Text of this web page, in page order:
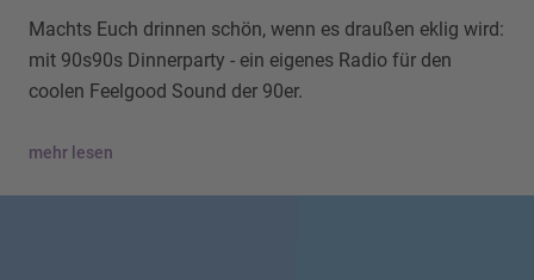
Machts Euch drinnen schön, wenn es draußen eklig wird:
mit 90s90s Dinnerparty - ein eigenes Radio für den
coolen Feelgood Sound der 90er.
mehr lesen